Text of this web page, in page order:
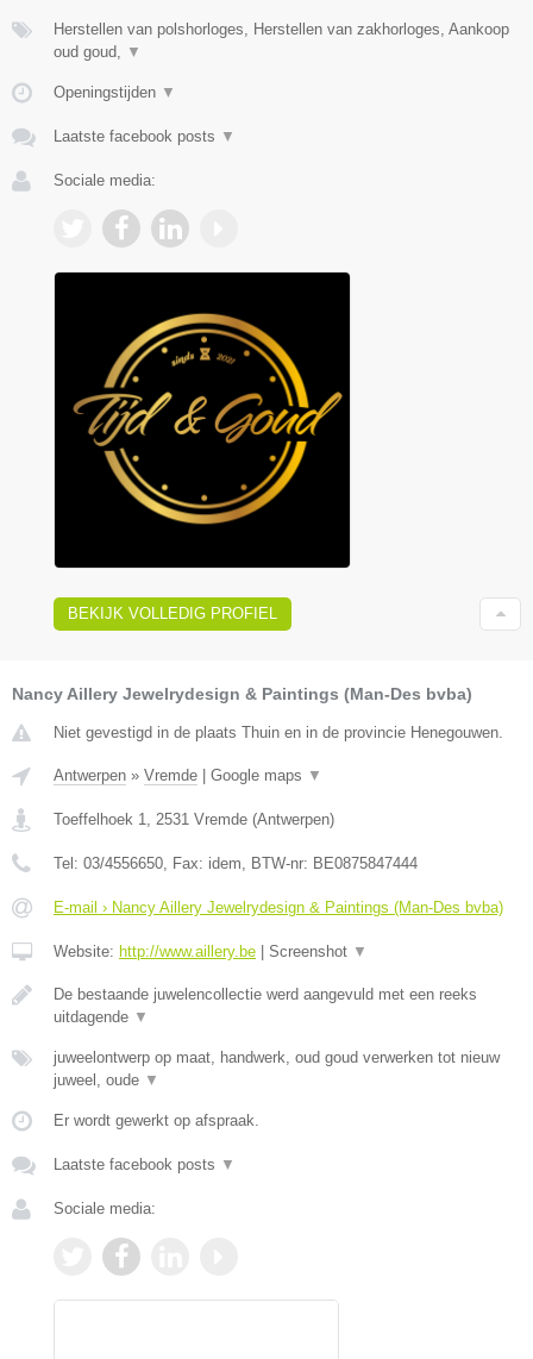
Herstellen van polshorloges, Herstellen van zakhorloges, Aankoop
oud goud,
▼
Openingstijden ▼
Laatste facebook posts ▼
Sociale media:
BEKIJK VOLLEDIG PROFIEL
Nancy Aillery Jewelrydesign & Paintings (Man-Des bvba)
Niet gevestigd in de plaats Thuin en in de provincie Henegouwen.
Antwerpen » Vremde | Google maps ▼
Toeffelhoek 1 2531 Vremde (Antwerpen)
Tel: 03/4556650 , Fax: idem , BTW-nr: BE0875847444
E-mail › Nancy Aillery Jewelrydesign & Paintings (Man-Des bvba)
Website: http://www.aillery.be | Screenshot ▼
De bestaande juwelencollectie werd aangevuld met een reeks
uitdagende ▼
juweelontwerp op maat, handwerk, oud goud verwerken tot nieuw
juweel, oude ▼
Er wordt gewerkt op afspraak.
Laatste facebook posts ▼
Sociale media: